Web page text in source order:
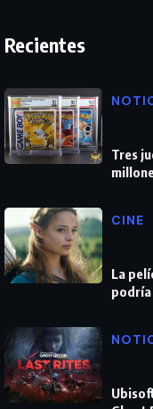
Recientes
Tres
CINE
La
podría